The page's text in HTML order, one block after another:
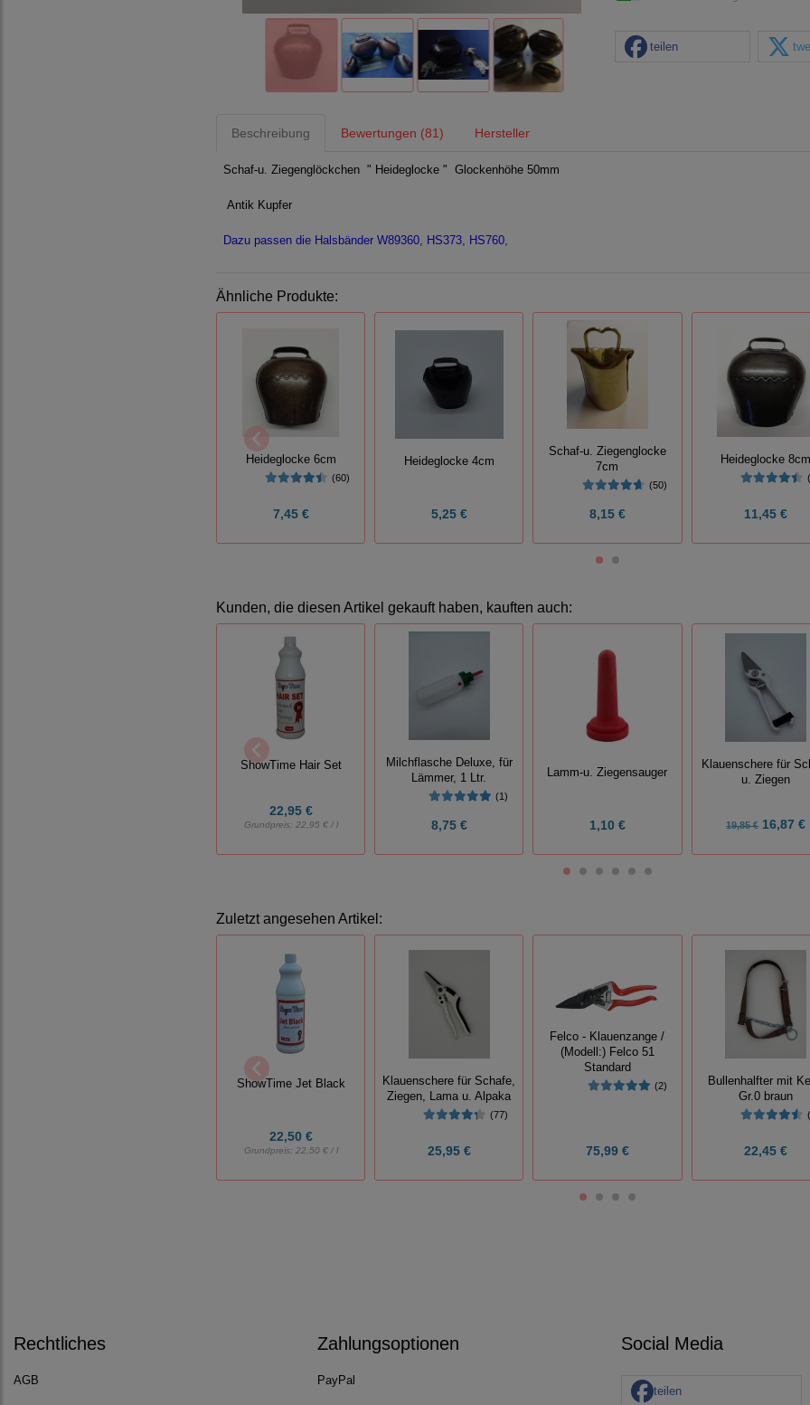
teilen
Beschreibung Bewertungen (81) Hersteller
Schaf-u. Ziegenglöckchen " Heideglocke " Glockenhöhe 50mm
Antik Kupfer
Dazu passen die Halsbänder W89360, HS373, HS760,
Ähnliche Produkte:
Heideglocke 6cm
(60)
7,45 €
Heideglocke 4cm
5,25 €
Schaf-u. Ziegenglocke
7cm
(50)
8,15 €
Heideglocke 8cm
11,45 €
Kunden, die diesen Artikel gekauft haben, kauften auch:
ShowTime Hair Set
22,95 €
Grundpreis: 22,95 € / l
Milchflasche Deluxe, für
Lämmer, 1 Ltr.
(1)
8,75 €
Lamm-u. Ziegensauger
1,10 €
Klauenschere für
u. Ziegen
19,85 € 16,87 €
Zuletzt angesehen Artikel:
ShowTime Jet Black
22,50 €
Grundpreis: 22,50 € / l
Klauenschere für Schafe,
Ziegen, Lama u. Alpaka
(77)
25,95 €
Felco - Klauenzange /
(Modell:) Felco 51
Standard
(2)
75,99 €
Bullenhalfter mit
Gr.0 braun
22,45 €
Rechtliches
AGB
Zahlungsoptionen
PayPal
Social Media
teilen